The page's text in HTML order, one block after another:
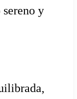
y